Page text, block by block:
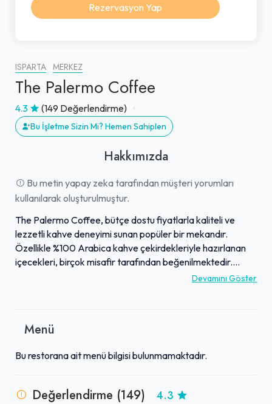
ISPARTA MERKEZ
The Palermo Coffee
4.3 (149 Değerlendirme)
Bu İşletme Sizin Mi? Hemen Sahiplen
Hakkımızda
Bu metin yapay zeka tarafından müşteri yorumları
kullanılarak oluşturulmuştur.
The Palermo Coffee, bütçe dostu fiyatlarla kaliteli ve
lezzetli kahve deneyimi sunan popüler bir mekandır.
Özellikle %100 Arabica kahve çekirdekleriyle hazırlanan
içecekleri, birçok misafir tarafından beğenilmektedir.
Ferah ve samimi atmosferiyle öne çıkan işletme, ders
misafirler arasında samimi bir bağ kurmayı hedefler.
ücretsiz çay ikramlarıyla The Palermo Coffee, bölgedeki
tercih edilmektedir.
Devamını Göster
Menü
Bu restorana ait menü bilgisi bulunmamaktadır.
Değerlendirme (149) 4.3
Rezervasyon Yap